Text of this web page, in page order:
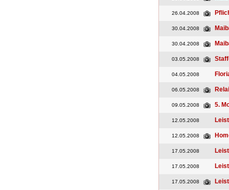
26.04.2008
30.04.2008
30.04.2008
03.05.2008
04.05.2008
06.05.2008
09.05.2008 5.
12.05.2008
12.05.2008
17.05.2008
17.05.2008
17.05.2008